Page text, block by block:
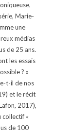
Marie-
une
médias
de 25 ans.
les essais
? »
t-il de nos
et le récit
2017),
collectif «
de 100